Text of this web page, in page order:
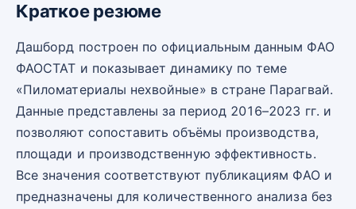
Краткое резюме
Дашборд построен по официальным данным ФАО
ФАОСТАТ и показывает динамику по теме
«Пиломатериалы нехвойные» в стране Парагвай.
Данные представлены за период 2016–2023 гг. и
позволяют сопоставить объёмы производства,
площади и производственную эффективность.
Все значения соответствуют публикациям ФАО и
предназначены для количественного анализа без